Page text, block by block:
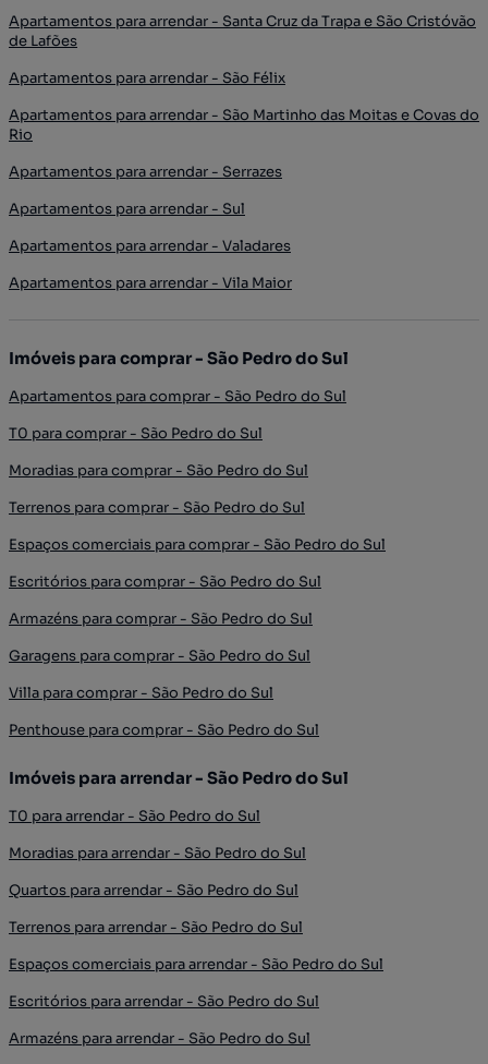
Apartamentos para arrendar - Santa Cruz da Trapa e São Cristóvão
de Lafões
Apartamentos para arrendar - São Félix
Apartamentos para arrendar - São Martinho das Moitas e Covas do
Rio
Apartamentos para arrendar - Serrazes
Apartamentos para arrendar - Sul
Apartamentos para arrendar - Valadares
Apartamentos para arrendar - Vila Maior
Imóveis para comprar - São Pedro do Sul
Apartamentos para comprar - São Pedro do Sul
T0 para comprar - São Pedro do Sul
Moradias para comprar - São Pedro do Sul
Terrenos para comprar - São Pedro do Sul
Espaços comerciais para comprar - São Pedro do Sul
Escritórios para comprar - São Pedro do Sul
Armazéns para comprar - São Pedro do Sul
Garagens para comprar - São Pedro do Sul
Villa para comprar - São Pedro do Sul
Penthouse para comprar - São Pedro do Sul
Imóveis para arrendar - São Pedro do Sul
T0 para arrendar - São Pedro do Sul
Moradias para arrendar - São Pedro do Sul
Quartos para arrendar - São Pedro do Sul
Terrenos para arrendar - São Pedro do Sul
Espaços comerciais para arrendar - São Pedro do Sul
Escritórios para arrendar - São Pedro do Sul
Armazéns para arrendar - São Pedro do Sul